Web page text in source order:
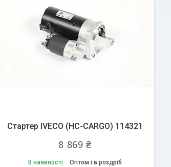
Стартер IVECO (HC-CARGO) 114321
8 869 ₴
В наявності Оптом і в роздріб